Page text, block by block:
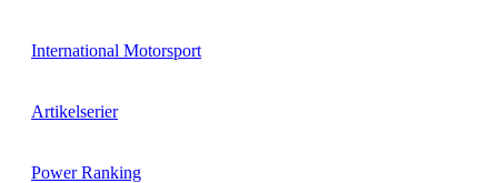
International Motorsport
Artikelserier
Power Ranking